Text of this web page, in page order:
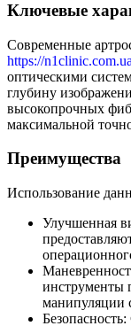
Ключевые
Современные
https://
оптическими
глубину
высокопрочных
максимальной
Преимущества
Использование
Улучшенная
инструменты
манипуляции